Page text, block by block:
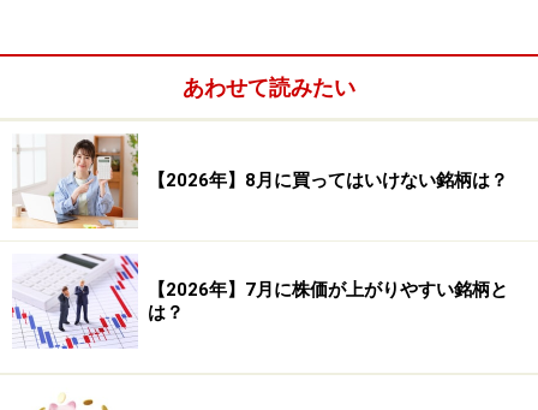
システムトレードの達人
勝率：57.30％
あわせて読みたい
【2026年】8月に買ってはいけない銘柄は？
【2026年】7月に株価が上がりやすい銘柄と
は？